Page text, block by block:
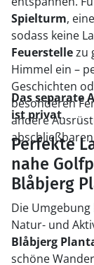
Spielturm, eine
sodass keine
Feuerstellezu
Himmel ein –
Geschichten
besonderen
andere
abschließbaren
Das separate
ist privat.
Perfekte
nahe
Blåbjerg
Die
Natur- und
Blåbjerg
schöne